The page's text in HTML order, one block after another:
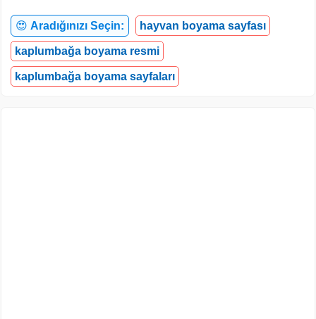
😍 Aradığınızı Seçin: hayvan boyama sayfası
kaplumbağa boyama resmi
kaplumbağa boyama sayfaları